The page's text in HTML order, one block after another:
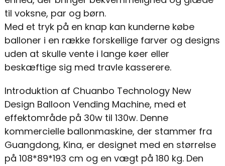
til voksne, par og børn.
Med et tryk på en knap kan kunderne købe
balloner i en række forskellige farver og designs
uden at skulle vente i lange køer eller
beskæftige sig med travle kasserere.
Introduktion af Chuanbo Technology New
Design Balloon Vending Machine, med et
effektområde på 30w til 130w. Denne
kommercielle ballonmaskine, der stammer fra
Guangdong, Kina, er designet med en størrelse
på 108*89*193 cm og en vægt på 180 kg. Den